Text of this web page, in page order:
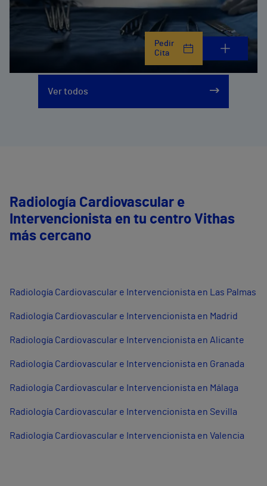
Pedir
Cita
Ver todos
Radiología Cardiovascular e
Intervencionista en tu centro Vithas
más cercano
Radiología Cardiovascular e Intervencionista en Las Palmas
Radiología Cardiovascular e Intervencionista en Madrid
Radiología Cardiovascular e Intervencionista en Alicante
Radiología Cardiovascular e Intervencionista en Granada
Radiología Cardiovascular e Intervencionista en Málaga
Radiología Cardiovascular e Intervencionista en Sevilla
Radiología Cardiovascular e Intervencionista en Valencia